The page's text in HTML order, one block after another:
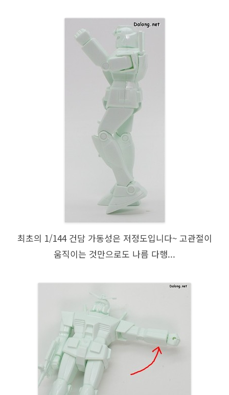
최초의 1/144 건담 가동성은 저정도입니다~ 고관절이
움직이는 것만으로도 나름 다행...